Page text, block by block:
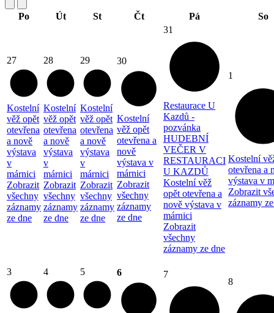
Po Út St Čt Pá So
27
Kostelní
věž opět
otevřena
a nově
výstava
v
márnici
Zobrazit
všechny
záznamy
ze dne
28
Kostelní
věž opět
otevřena
a nově
výstava
v
márnici
Zobrazit
všechny
záznamy
ze dne
29
Kostelní
věž opět
otevřena
a nově
výstava
v
márnici
Zobrazit
všechny
záznamy
ze dne
30
Kostelní
věž opět
otevřena a
nově
výstava v
márnici
Zobrazit
všechny
záznamy
ze dne
31
Restaurace U
Kazdů -
pozvánka
HUDEBNÍ
VEČER V
RESTAURACI
U KAZDŮ
Kostelní věž
opět otevřena a
nově výstava v
márnici
Zobrazit
všechny
záznamy ze dne
1
Kostelní
otevřena a
výstava v
Zobrazit
záznamy
3 4 5 6 7
8